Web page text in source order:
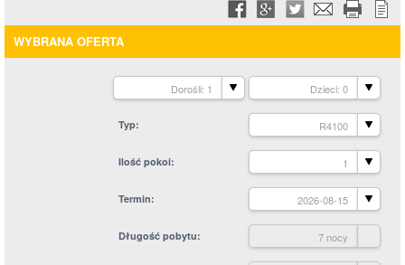
WYBRANA OFERTA
Dorośli: 1 Dzieci: 0
Typ R4100
Ilość pokoi 1
Termin 2026-08-15
Długość pobytu 7 nocy